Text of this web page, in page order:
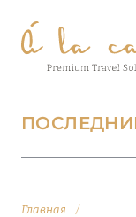
Главная /
БУТИК-